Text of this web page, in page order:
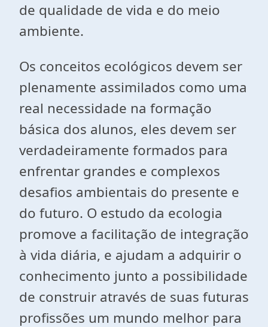
de qualidade de vida e do meio
ambiente.
Os conceitos ecológicos devem ser
plenamente assimilados como uma
real necessidade na formação
básica dos alunos, eles devem ser
verdadeiramente formados para
enfrentar grandes e complexos
desafios ambientais do presente e
do futuro. O estudo da ecologia
promove a facilitação de integração
à vida diária, e ajudam a adquirir o
conhecimento junto a possibilidade
de construir através de suas futuras
profissões um mundo melhor para